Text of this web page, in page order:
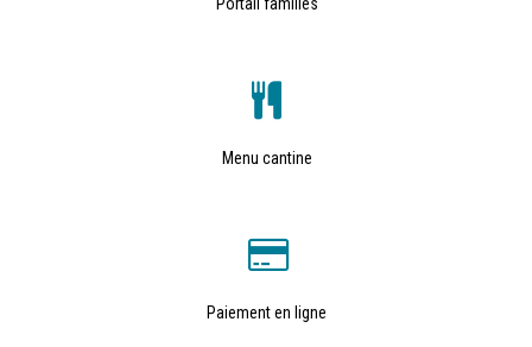
Menu cantine
Paiement en ligne